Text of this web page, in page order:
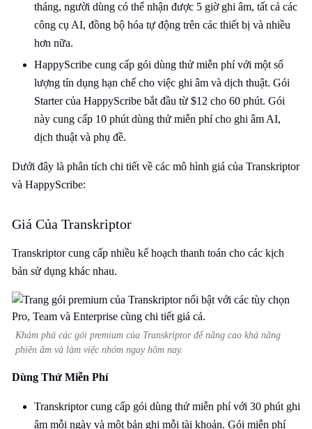
tháng, người dùng có thể nhận được 5 giờ ghi âm, tất cả các
công cụ AI, đồng bộ hóa tự động trên các thiết bị và nhiều
hơn nữa.
HappyScribe cung cấp gói dùng thử miễn phí với một số
lượng tín dụng hạn chế cho việc ghi âm và dịch thuật. Gói
Starter của HappyScribe bắt đầu từ $12 cho 60 phút. Gói
này cung cấp 10 phút dùng thử miễn phí cho ghi âm AI,
dịch thuật và phụ đề.
Dưới đây là phân tích chi tiết về các mô hình giá của Transkriptor
và HappyScribe:
Giá Của Transkriptor
Transkriptor cung cấp nhiều kế hoạch thanh toán cho các kịch
bản sử dụng khác nhau.
Khám phá các gói premium của Transkriptor để nâng cao khả năng
phiên âm và làm việc nhóm ngay hôm nay.
Dùng Thử Miễn Phí
Transkriptor cung cấp gói dùng thử miễn phí với 30 phút ghi
âm mỗi ngày và một bản ghi mỗi tài khoản. Gói miễn phí